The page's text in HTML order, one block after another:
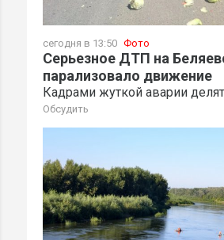
сегодня в 13:50 Фото
Серьезное ДТП на
парализовало движение
Кадрами жуткой аварии
Обсудить